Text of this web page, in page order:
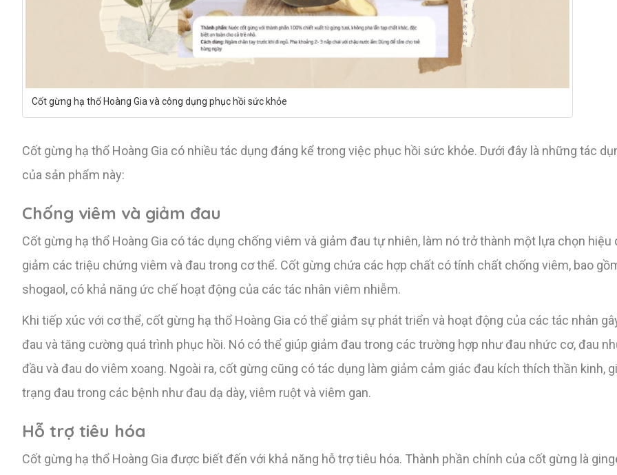
Cốt gừng hạ thổ Hoàng Gia và công dụng phục hồi sức khỏe
Cốt gừng hạ thổ Hoàng Gia có nhiều tác dụng đáng kể trong việc phục hồi sức khỏe. Dưới đây là những tác
của sản phẩm này:
Chống viêm và giảm đau
Cốt gừng hạ thổ Hoàng Gia có tác dụng chống viêm và giảm đau tự nhiên, làm nó trở thành một lựa chọn hiệu
giảm các triệu chứng viêm và đau trong cơ thể. Cốt gừng chứa các hợp chất có tính chất chống viêm, bao
shogaol, có khả năng ức chế hoạt động của các tác nhân viêm nhiễm.
Khi tiếp xúc với cơ thể, cốt gừng hạ thổ Hoàng Gia có thể giảm sự phát triển và hoạt động của các tác nhân
đau và tăng cường quá trình phục hồi. Nó có thể giúp giảm đau trong các trường hợp như đau nhức cơ, đau
đầu và đau do viêm xoang. Ngoài ra, cốt gừng cũng có tác dụng làm giảm cảm giác đau kích thích thần kinh,
trạng đau trong các bệnh như đau dạ dày, viêm ruột và viêm gan.
Hỗ trợ tiêu hóa
Cốt gừng hạ thổ Hoàng Gia được biết đến với khả năng hỗ trợ tiêu hóa. Thành phần chính của cốt gừng là